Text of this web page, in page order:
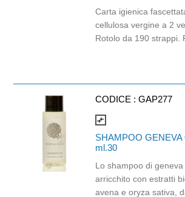
Carta igienica
cellulosa vergine a 2
Rotolo da 190 strappi. Prodotto
CODICE : GAP277
compare_arrows
SHAMPOO GENEVA
ml.30
Lo shampoo di geneva
arricchito con estratti
avena e oryza sativa,